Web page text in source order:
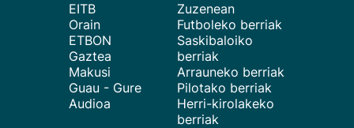
EITB
Orain
ETBON
Gaztea
Makusi
Guau - Gure
Audioa
Zuzenean
Futboleko berriak
Saskibaloiko
berriak
Arrauneko berriak
Pilotako berriak
Herri-kirolakeko
berriak